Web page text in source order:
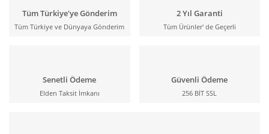
Tüm Türkiye'ye Gönderim
Tüm Türkiye ve Dünyaya Gönderim
2 Yıl Garanti
Tüm Ürünler' de Geçerli
Senetli Ödeme
Elden Taksit İmkanı
Güvenli Ödeme
256 BİT SSL